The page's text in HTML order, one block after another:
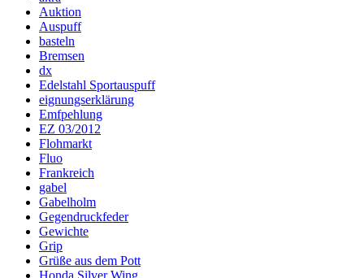
Auktion
Auspuff
basteln
Bremsen
dx
Edelstahl Sportauspuff
eignungserklärung
Emfpehlung
EZ 03/2012
Flohmarkt
Fluo
Frankreich
gabel
Gabelholm
Gegendruckfeder
Gewichte
Grip
Grüße aus dem Pott
Honda Silver Wing